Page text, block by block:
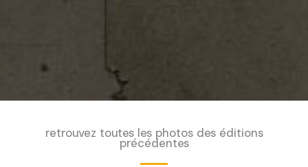
retrouvez toutes les photos des éditions
précédentes